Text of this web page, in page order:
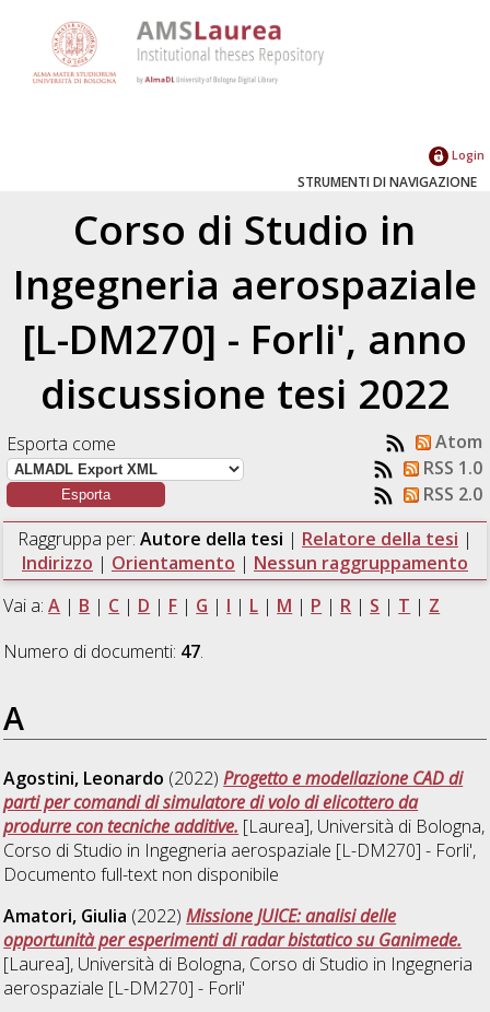
Login
STRUMENTI DI NAVIGAZIONE
Corso di Studio in
Ingegneria aerospaziale
[L-DM270] - Forli', anno
discussione tesi 2022
Esporta come
Atom
RSS 1.0
RSS 2.0
Raggruppa per: Autore della tesi | Relatore della tesi |
Indirizzo | Orientamento | Nessun raggruppamento
Vai a:A | B | C | D | F | G | I | L | M | P | R | S | T | Z
Numero di documenti: 47.
A
Agostini, Leonardo (2022)Progetto e modellazione CAD di
parti per comandi di simulatore di volo di elicottero da
produrre con tecniche additive. [Laurea], Università di Bologna,
Corso di Studio in Ingegneria aerospaziale [L-DM270] - Forli',
Documento full-text non disponibile
Amatori, Giulia (2022)Missione JUICE: analisi delle
opportunità per esperimenti di radar bistatico su Ganimede.
[Laurea], Università di Bologna, Corso di Studio in Ingegneria
aerospaziale [L-DM270] - Forli'